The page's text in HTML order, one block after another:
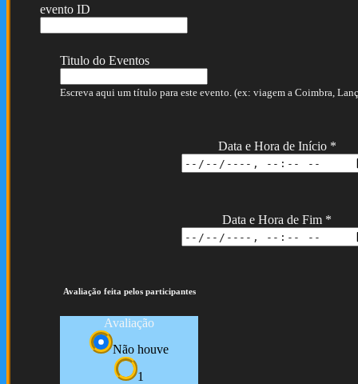
evento ID
Titulo do Eventos
Escreva aqui um título para este evento. (ex: viagem a Coimbra,
Data e Hora de Início *
Data e Hora de Fim *
Avaliação feita pelos participantes
Avaliação
Não houve
1